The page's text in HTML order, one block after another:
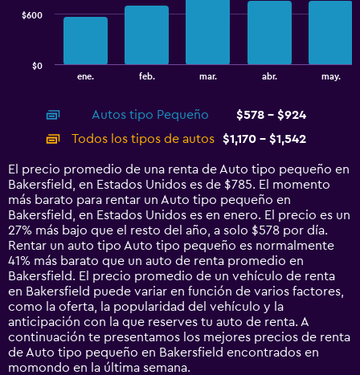
displaying
categories.
Range:
14
categories.
The
chart
has
1
Y
axis
displaying
values.
Range:
0
to
1800.
ene. feb. mar. abr. may.
$0
$600
Autos tipo Pequeño
$578 - $924
Todos los tipos de autos
$1,170 - $1,542
El precio promedio de una renta de Auto tipo pequeño en
Bakersfield, en Estados Unidos es de $785. El momento
más barato para rentar un Auto tipo pequeño en
Bakersfield, en Estados Unidos es en enero. El precio es un
27% más bajo que el resto del año, a solo $578 por día.
Rentar un auto tipo Auto tipo pequeño es normalmente
41% más barato que un auto de renta promedio en
Bakersfield. El precio promedio de un vehículo de renta
en Bakersfield puede variar en función de varios factores,
como la oferta, la popularidad del vehículo y la
anticipación con la que reserves tu auto de renta. A
continuación te presentamos los mejores precios de renta
de Auto tipo pequeño en Bakersfield encontrados en
momondo en la última semana.